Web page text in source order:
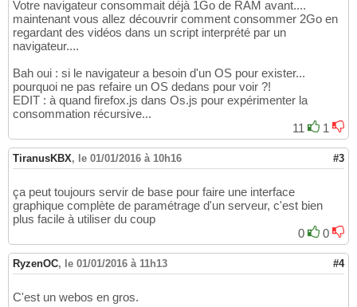
Votre navigateur consommait déjà 1Go de RAM avant....
maintenant vous allez découvrir comment consommer 2Go en
regardant des vidéos dans un script interprété par un
navigateur....
Bah oui : si le navigateur a besoin d'un OS pour exister...
pourquoi ne pas refaire un OS dedans pour voir ?!
EDIT : à quand firefox.js dans Os.js pour expérimenter la
consommation récursive...
11
1
TiranusKBX, le 01/01/2016 à 10h16 #3
ça peut toujours servir de base pour faire une interface
graphique complète de paramétrage d'un serveur, c'est bien
plus facile à utiliser du coup
0
0
RyzenOC, le 01/01/2016 à 11h13 #4
C'est un webos en gros.